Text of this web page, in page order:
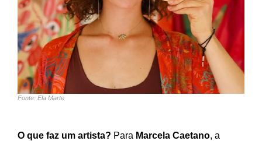
Fonte: Ela Marte
O que faz um artista? Para Marcela Caetano, a